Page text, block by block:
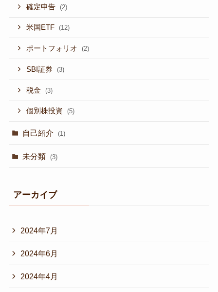
確定申告 (2)
米国ETF (12)
ポートフォリオ (2)
SBI証券 (3)
税金 (3)
個別株投資 (5)
自己紹介 (1)
未分類 (3)
アーカイブ
2024年7月
2024年6月
2024年4月